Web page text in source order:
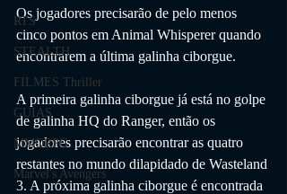
RTS
STEALTH
FILMES Thriller
GUIAS
MMORPG
Marvel's Avengers
Os jogadores precisarão de pelo menos
cinco pontos em Animal Whisperer quando
encontrarem a última galinha ciborgue.
A primeira galinha ciborgue já está no golpe
de galinha HQ do Ranger, então os
jogadores precisarão encontrar as quatro
restantes no mundo dilapidado de Wasteland
3. A próxima galinha ciborgue é encontrada